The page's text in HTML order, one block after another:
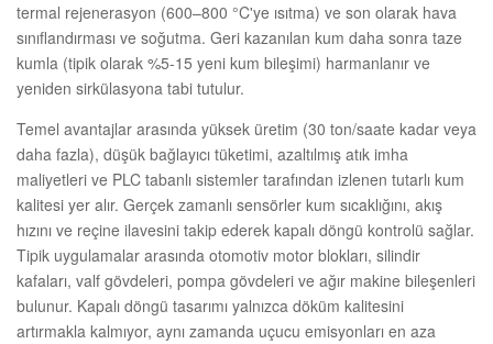
termal rejenerasyon (600–800 °C'ye ısıtma) ve son olarak hava
sınıflandırması ve soğutma. Geri kazanılan kum daha sonra taze
kumla (tipik olarak %5-15 yeni kum bileşimi) harmanlanır ve
yeniden sirkülasyona tabi tutulur.
Temel avantajlar arasında yüksek üretim (30 ton/saate kadar veya
daha fazla), düşük bağlayıcı tüketimi, azaltılmış atık imha
maliyetleri ve PLC tabanlı sistemler tarafından izlenen tutarlı kum
kalitesi yer alır. Gerçek zamanlı sensörler kum sıcaklığını, akış
hızını ve reçine ilavesini takip ederek kapalı döngü kontrolü sağlar.
Tipik uygulamalar arasında otomotiv motor blokları, silindir
kafaları, valf gövdeleri, pompa gövdeleri ve ağır makine bileşenleri
bulunur. Kapalı döngü tasarımı yalnızca döküm kalitesini
artırmakla kalmıyor, aynı zamanda uçucu emisyonları en aza